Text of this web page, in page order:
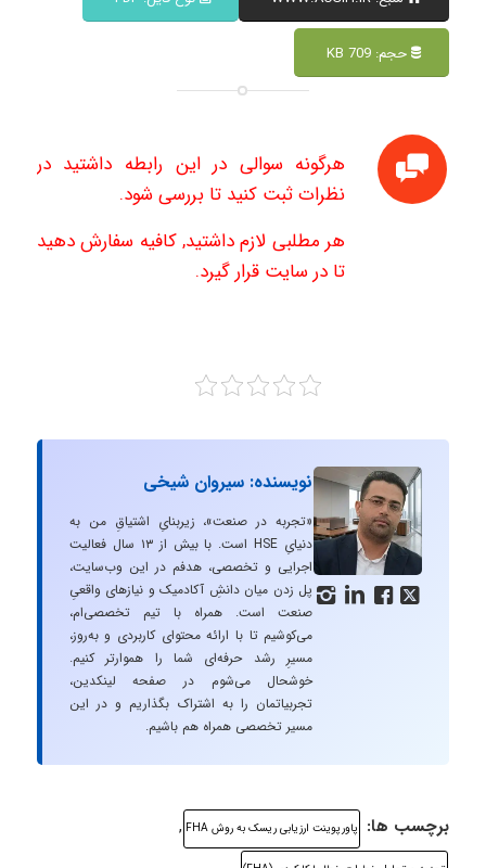
حجم: 709 KB
هرگونه سوالی در این رابطه داشتید در
نظرات ثبت کنید تا بررسی شود.
هر مطلبی لازم داشتید, کافیه سفارش دهید
تا در سایت قرار گیرد.
   
نویسنده: سیروان شیخی
«تجربه در صنعت»، زیربنایِ اشتیاقِ من به
دنیایِ HSE است. با بیش از ۱۳ سال فعالیت
اجرایی و تخصصی، هدفم در این وب‌سایت،
پل زدن میان دانشِ آکادمیک و نیازهای واقعیِ
صنعت است. همراه با تیم تخصصی‌ام،
می‌کوشیم تا با ارائه محتوای کاربردی و به‌روز،
مسیرِ رشد حرفه‌ای شما را هموارتر کنیم.
خوشحال می‌شوم در صفحه لینکدین،
تجربیاتمان را به اشتراک بگذاریم و در این
مسیر تخصصی همراه هم باشیم.
برچسب ها: پاورپوینت ارزیابی ریسک به روش FHA ,